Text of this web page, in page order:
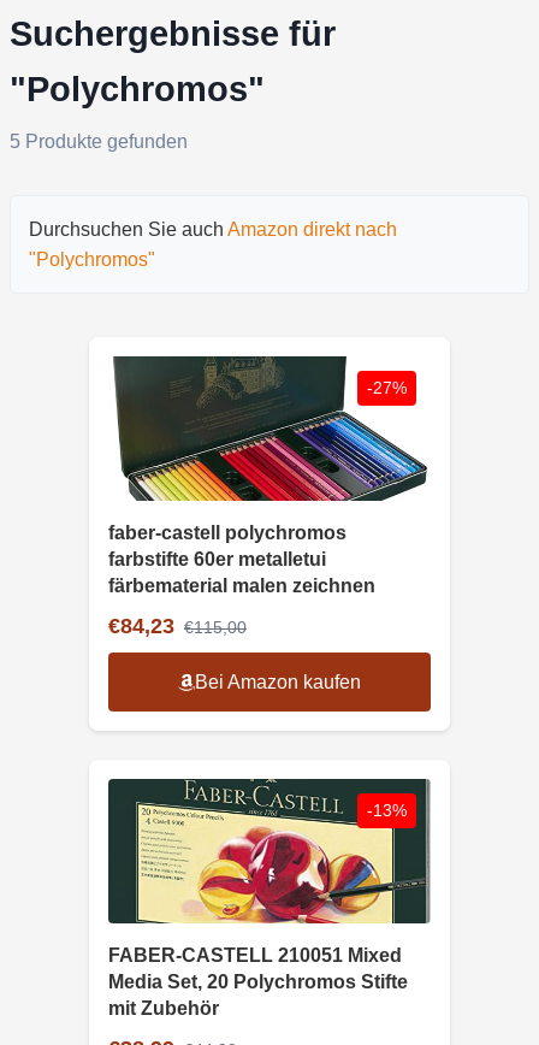
Suchergebnisse für
"Polychromos"
5 Produkte gefunden
Durchsuchen Sie auch Amazon direkt nach
"Polychromos"
-27%
faber-castell polychromos
farbstifte 60er metalletui
färbematerial malen zeichnen
€84,23 €115,00
Bei Amazon kaufen
-13%
FABER-CASTELL 210051 Mixed
Media Set, 20 Polychromos Stifte
mit Zubehör